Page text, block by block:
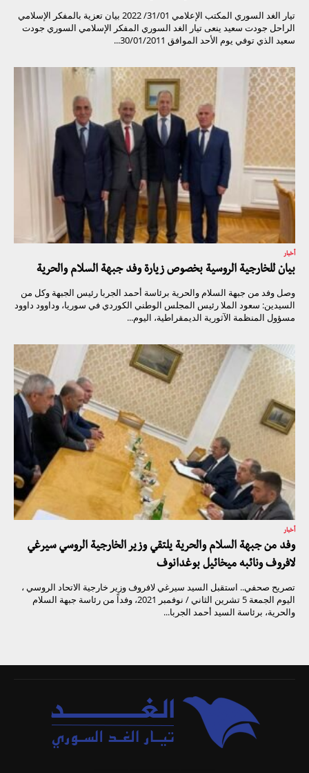
تيار الغد السوري المكتب الإعلامي 31/01/ 2022 بيان تعزية بالمفكر الإسلامي
الراحل جودت سعيد ينعى تيار الغد السوري المفكر الإسلامي السوري جودت
سعيد الذي توفي يوم الأحد الموافق 30/01/2011...
أخبار
بيان للخارجية الروسية بخصوص زيارة وفد جبهة السلام والحرية
وصل وفد من جبهة السلام والحرية برئاسة أحمد الجربا رئيس الجبهة وكل من
السيدين: سعود الملا رئيس المجلس الوطني الكوردي في سوريا، وداوود داوود
مسؤول المنظمة الآثورية الديمقراطية، اليوم...
أخبار
وفد من جبهة السلام والحرية يلتقي وزير الخارجية الروسي سيرغي
لافروف ونائبه ميخائيل بوغدانوف
تصريح صحفي.. استقبل السيد سيرغي لافروف وزير خارجية الاتحاد الروسي ،
اليوم الجمعة 5 تشرين الثاني / نوفمبر 2021، وفداً من رئاسة جبهة السلام
والحرية، برئاسة السيد أحمد الجربا...